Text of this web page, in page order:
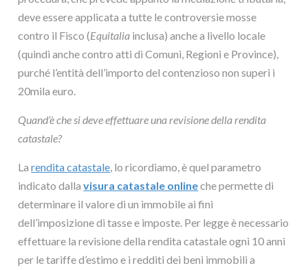
deve essere applicata a tutte le controversie mosse
contro il Fisco (Equitalia inclusa) anche a livello locale
(quindi anche contro atti di Comuni, Regioni e Province),
purché l’entità dell’importo del contenzioso non superi i
20mila euro.
Quand’è che si deve effettuare una revisione della rendita
catastale?
Larendita catastale, lo ricordiamo, è quel parametro
indicato dallavisura catastale onlineche permette di
determinare il valore di un immobile ai fini
dell’imposizione di tasse e imposte. Per legge è necessario
effettuare la revisione della rendita catastale ogni 10 anni
per le tariffe d’estimo e i redditi dei beni immobili a